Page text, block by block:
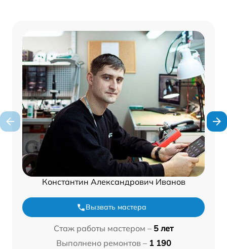
Константин Александрович Иванов
Вызвать мастера
Стаж работы мастером – 5 лет
Выполнено ремонтов – 1 190